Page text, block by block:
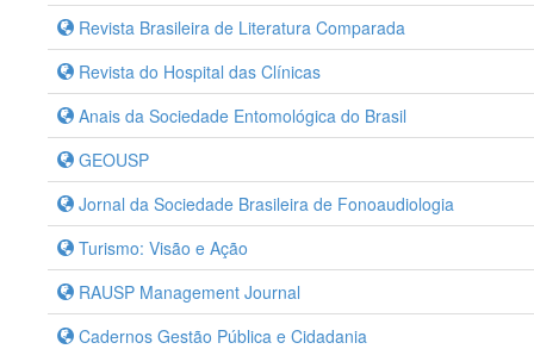
Revista Brasileira de Literatura Comparada
Revista do Hospital das Clínicas
Anais da Sociedade Entomológica do Brasil
GEOUSP
Jornal da Sociedade Brasileira de Fonoaudiologia
Turismo: Visão e Ação
RAUSP Management Journal
Cadernos Gestão Pública e Cidadania